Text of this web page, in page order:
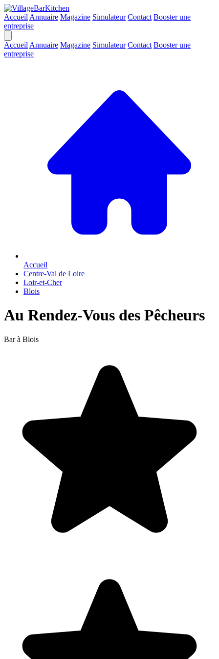
Accueil Annuaire Magazine Simulateur Contact Booster une
entreprise
Accueil Annuaire Magazine Simulateur Contact Booster une
entreprise
Accueil
Centre-Val de Loire
Loir-et-Cher
Blois
Au Rendez-Vous des Pêcheurs
Bar à Blois